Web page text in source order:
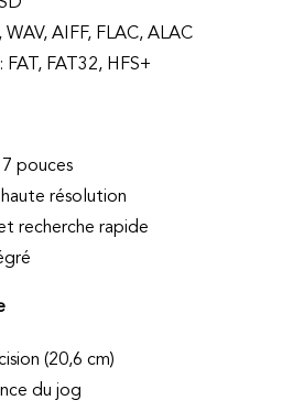
AIFF, FLAC, ALAC
FAT, FAT32, HFS+
pouces
résolution
recherche rapide
(20,6 cm)
du jog